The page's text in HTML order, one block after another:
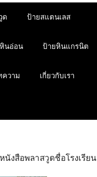
ด ป้ายสแตนเลส
นอ่อน ป้ายหินแกรนิต
ความ เกี่ยวกับเรา
นังสือพลาสวูดชื่อโรงเรียน